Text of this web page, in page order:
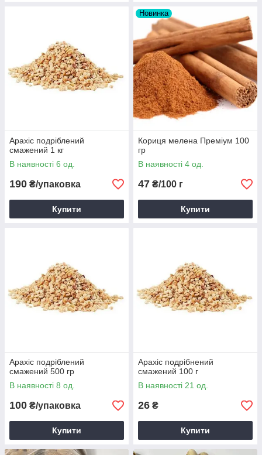
Арахіс подріблений
смажений 1 кг
В наявності 6 од.
190 ₴/упаковка
Купити
Новинка
Кориця мелена Преміум 100
гр
В наявності 4 од.
47 ₴/100 г
Купити
Арахіс подріблений
смажений 500 гр
В наявності 8 од.
100 ₴/упаковка
Купити
Арахіс подрібнений
смажений 100 г
В наявності 21 од.
26 ₴
Купити